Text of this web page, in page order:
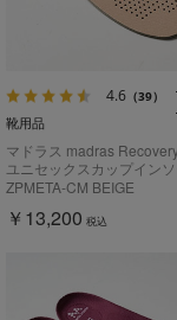
4.6 （39）
靴用品
マドラス madras
ユニセックスカップイン
ィブタイプ【返品不可商品
ZPMETA-CM BEIGE
￥13,200 税込